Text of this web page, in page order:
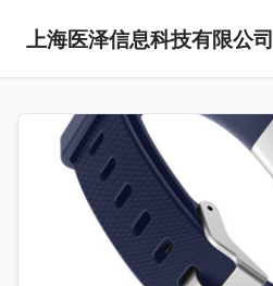
上海医泽信息科技有限公司